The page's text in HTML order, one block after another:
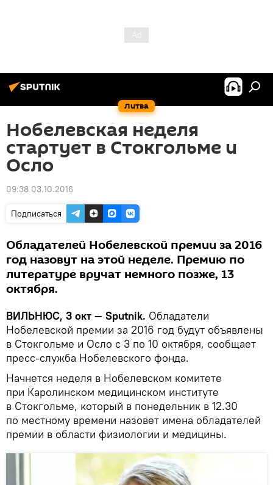
Литва
Нобелевская неделя
стартует в Стокгольме и
Осло
09:38 03.10.2016
Подписаться
Обладателей Нобелевской премии за 2016
год назовут на этой неделе. Премию по
литературе вручат немного позже, 13
октября.
ВИЛЬНЮС, 3 окт — Sputnik. Обладатели
Нобелевской премии за 2016 год будут объявлены
в Стокгольме и Осло с 3 по 10 октября, сообщает
пресс-служба Нобелевского фонда.
Начнется неделя в Нобелевском комитете
при Каролинском медицинском институте
в Стокгольме, который в понедельник в 12.30
по местному времени назовет имена обладателей
премии в области физиологии и медицины.